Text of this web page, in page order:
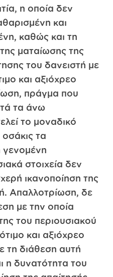
η οποία δεν
και
καθώς και τη
ματαίωσης της
του δανειστή με
και αξιόχρεο
πράγμα που
τα άνω
το μοναδικό
οσάκις τα
γενομένη
στοιχεία δεν
ικανοποίηση της
Απαλλοτρίωση, δε
με την οποία
του περιουσιακού
και αξιόχρεο
τη διάθεση αυτή
η δυνατότητα του